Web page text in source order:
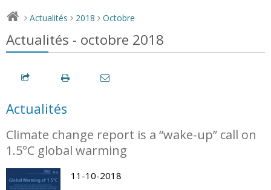
> Actualités > 2018 > Octobre
Actualités - octobre 2018
Actualités
Climate change report is a “wake-up” call on
1.5°C global warming
11-10-2018